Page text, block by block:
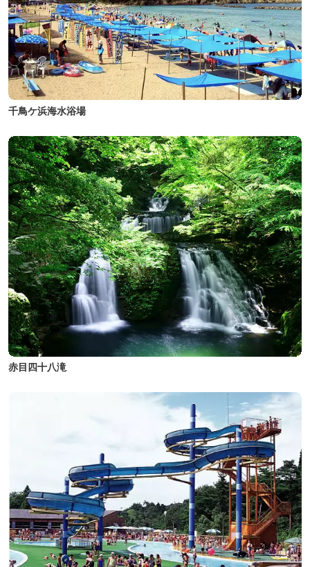
千鳥ケ浜海水浴場
赤目四十八滝